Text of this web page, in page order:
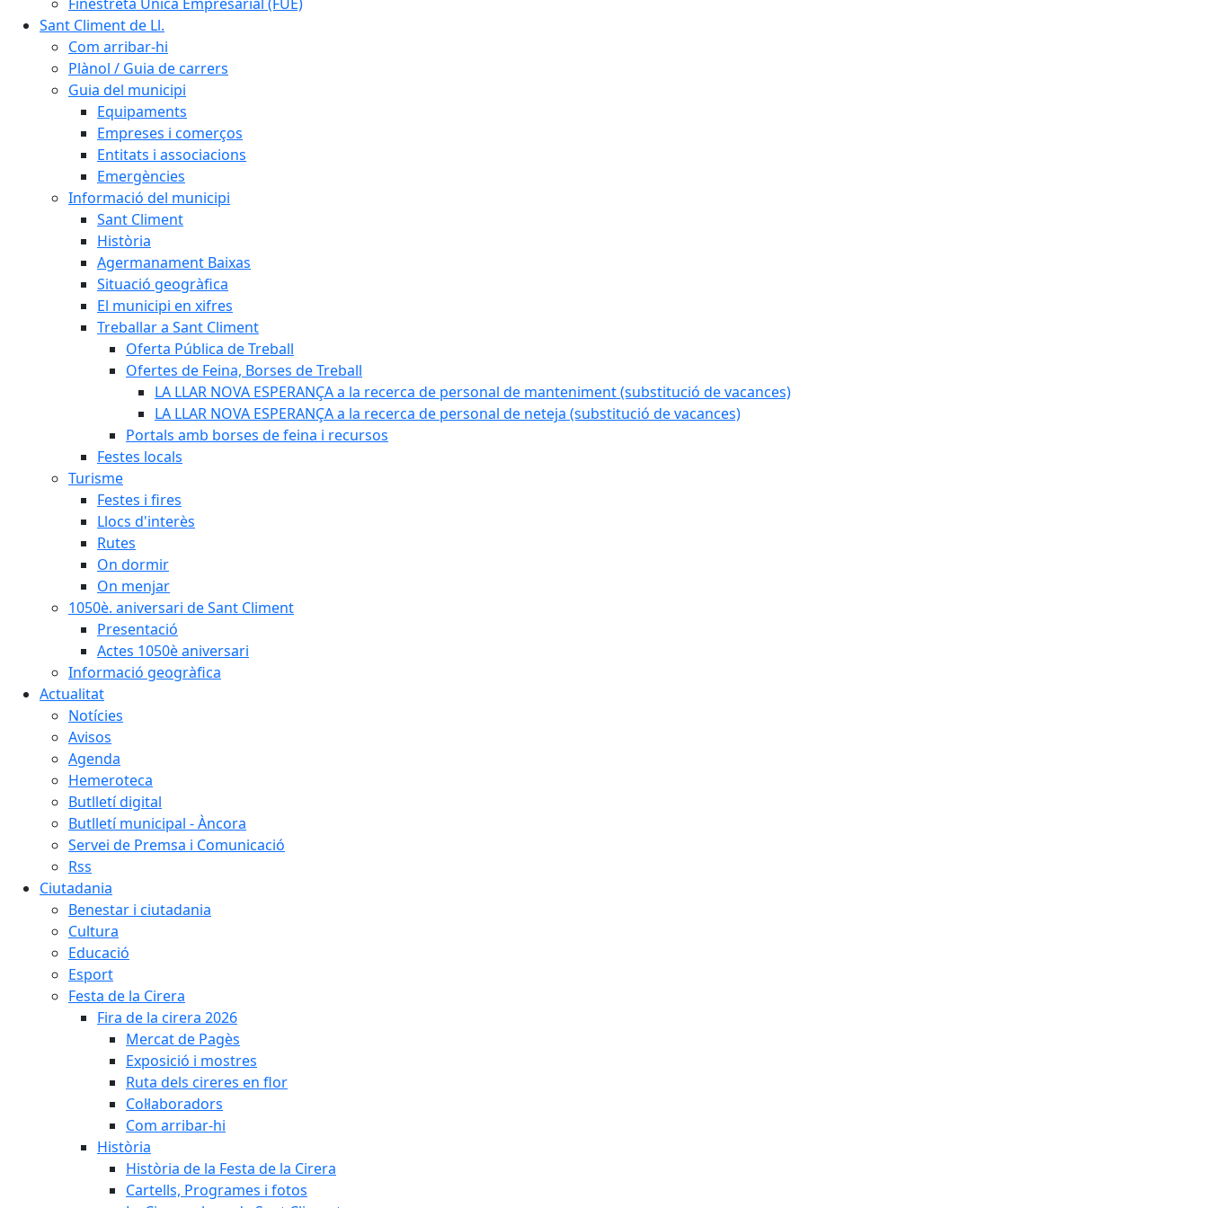
Sant Climent de Ll.
Com arribar-hi
Plànol / Guia de carrers
Guia del municipi
Equipaments
Empreses i comerços
Entitats i associacions
Emergències
Informació del municipi
Sant Climent
Història
Agermanament Baixas
Situació geogràfica
El municipi en xifres
Treballar a Sant Climent
Oferta Pública de Treball
Ofertes de Feina, Borses de Treball
LA LLAR NOVA ESPERANÇA a la recerca de personal de manteniment (substitució de vacances)
LA LLAR NOVA ESPERANÇA a la recerca de personal de neteja (substitució de vacances)
Portals amb borses de feina i recursos
Festes locals
Turisme
Festes i fires
Llocs d'interès
Rutes
On dormir
On menjar
1050è. aniversari de Sant Climent
Presentació
Actes 1050è aniversari
Informació geogràfica
Actualitat
Notícies
Avisos
Agenda
Hemeroteca
Butlletí digital
Butlletí municipal - Àncora
Servei de Premsa i Comunicació
Rss
Ciutadania
Benestar i ciutadania
Cultura
Educació
Esport
Festa de la Cirera
Fira de la cirera 2026
Mercat de Pagès
Exposició i mostres
Ruta dels cireres en flor
Col·laboradors
Com arribar-hi
Història
Història de la Festa de la Cirera
Cartells, Programes i fotos